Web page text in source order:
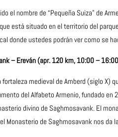
el nombre de “Pequeña Suiza” de
está situado en el territorio del
donde ustedes podrán ver como se
– Ereván (apr. 120 km, 10:00 –
medieval de Amberd (siglo
del Alfabeto Armenio, fundado
divino de Saghmosavank. El
Monasterio de Saghmosavank nos